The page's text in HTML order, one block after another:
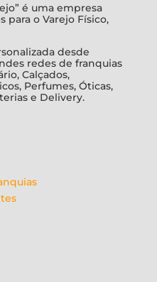
é uma empresa
para o Varejo Físico,
desde
redes de franquias
Calçados,
Perfumes, Óticas,
e Delivery.